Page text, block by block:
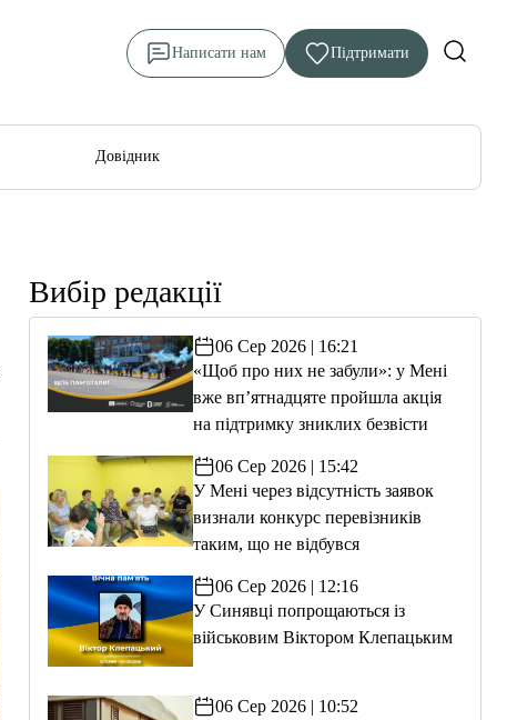
Написати нам Підтримати
Довідник
Вибір редакції
06 Сер 2026 | 16:21
«Щоб про них не забули»: у Мені
вже вп’ятнадцяте пройшла акція
на підтримку зниклих безвісти
06 Сер 2026 | 15:42
У Мені через відсутність заявок
визнали конкурс перевізників
таким, що не відбувся
06 Сер 2026 | 12:16
У Синявці попрощаються із
військовим Віктором Клепацьким
06 Сер 2026 | 10:52